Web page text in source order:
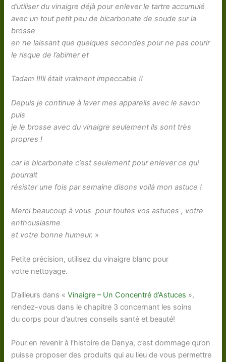
d’utiliser du vinaigre déjà pour enlever le tartre accumulé
avec un tout petit peu de bicarbonate de soude sur la
brosse
en ne laissant que quelques secondes pour ne pas courir
le risque de l’abimer et
Tadam !!!il était vraiment impeccable !!
Depuis je continue à laver mes appareils avec le savon
puis
je le brosse avec du vinaigre seulement ils sont très
propres !
car le bicarbonate c’est seulement pour enlever ce qui
pourrait
résister une fois par semaine disons voilà mon astuce !
Merci beaucoup à vous pour toutes vos astuces , votre
enthousiasme
et votre bonne humeur. »
Petite précision, utilisez du vinaigre blanc pour
votre nettoyage.
D’ailleurs dans «Vinaigre – Un Concentré d’Astuces »,
rendez-vous dans le chapitre 3 concernant les soins
du corps pour d’autres conseils santé et beauté!
Pour en revenir à l’histoire de Danya, c’est dommage qu’on
puisse proposer des produits qui au lieu de vous permettre